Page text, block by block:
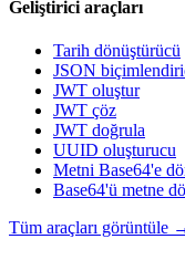
Geliştirici araçları
Tarih dönüştürücü
JSON
JWT oluştur
JWT çöz
JWT doğrula
UUID oluşturucu
Metni Base64'e
Base64'ü metne
Tüm araçları görüntüle